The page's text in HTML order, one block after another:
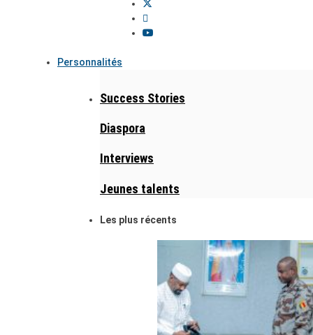
Personnalités
Success Stories
Diaspora
Interviews
Jeunes talents
Les plus récents